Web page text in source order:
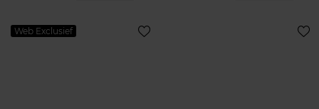
Web Exclusief